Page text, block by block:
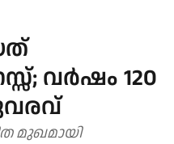
വർഷം 120
മുഖമായി